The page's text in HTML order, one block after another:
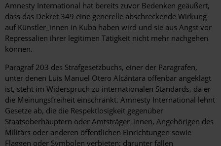
Amnesty International hat bereits zuvor Bedenken geäußert,
dass das Dekret 349 eine generelle abschreckende Wirkung
auf Künstler_innen in Kuba haben wird und sie aus Angst vor
Repressalien ihrer legitimen Tätigkeit nicht mehr nachgehen
können.
Paragraf 203 des Strafgesetzbuchs, einer der Paragrafen,
unter denen Luis Manuel Otero Alcántara offenbar angeklagt
ist, steht im Widerspruch zu internationalen Standards, da er
die Meinungsfreiheit einschränkt. Amnesty International lehnt
Gesetze ab, die die Respektlosigkeit gegenüber
Staatsoberhäuptern oder Amtsträger_innen, Angehörigen des
Militärs oder anderen öffentlichen Einrichtungen sowie
Flaggen oder Symbolen verbieten; darunter fallen